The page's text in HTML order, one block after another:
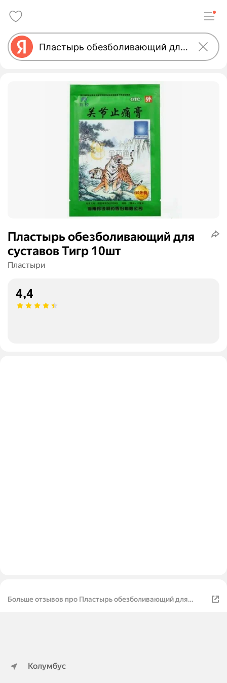
Пластырь обезболивающий для
суставов Тигр 10шт
Пластыри
4,4
Больше отзывов про Пластырь обезболивающий для
Колумбус